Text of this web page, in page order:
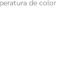
de color